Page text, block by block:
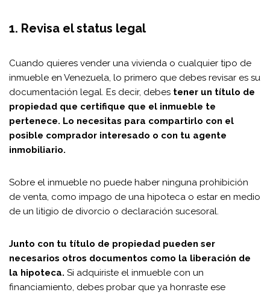
1. Revisa el status legal
Cuando quieres vender una vivienda o cualquier tipo de
inmueble en Venezuela, lo primero que debes revisar es su
documentación legal. Es decir, debes tener un título de
propiedad que certifique que el inmueble te
pertenece. Lo necesitas para compartirlo con el
posible comprador interesado o con tu agente
inmobiliario.
Sobre el inmueble no puede haber ninguna prohibición
de venta, como impago de una hipoteca o estar en medio
de un litigio de divorcio o declaración sucesoral.
Junto con tu título de propiedad pueden ser
necesarios otros documentos como la liberación de
la hipoteca. Si adquiriste el inmueble con un
financiamiento, debes probar que ya honraste ese